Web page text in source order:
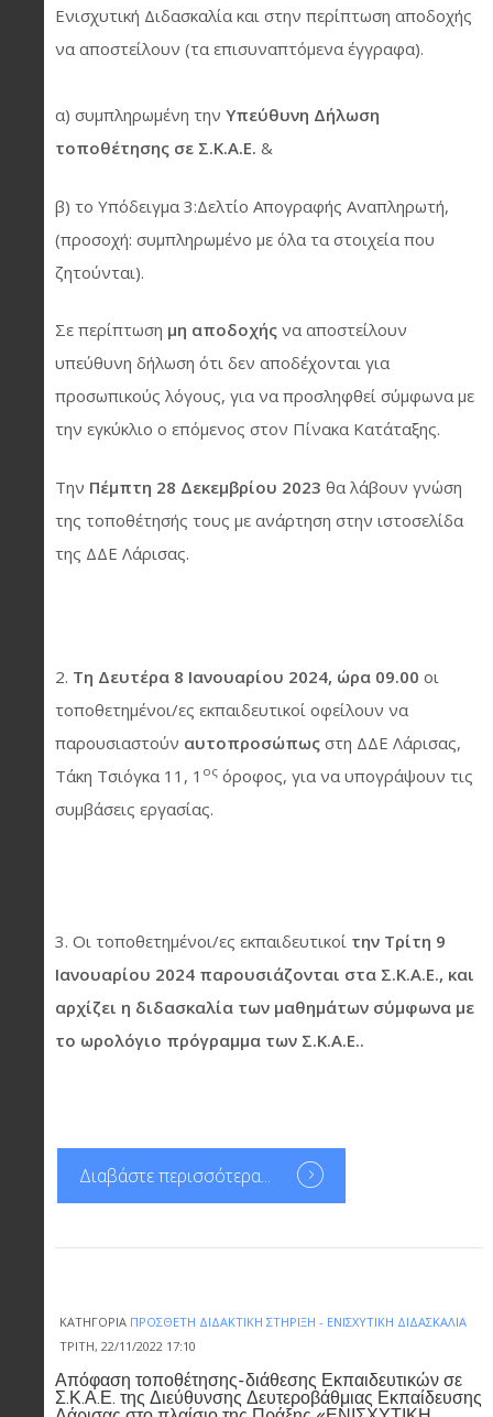
Ενισχυτική Διδασκαλία και στην περίπτωση αποδοχής
να αποστείλουν (τα επισυναπτόμενα έγγραφα).
α) συμπληρωμένη την Υπεύθυνη Δήλωση
τοποθέτησης σε Σ.Κ.Α.Ε. &
β) το Υπόδειγμα 3:Δελτίο Απογραφής Αναπληρωτή,
(προσοχή: συμπληρωμένο με όλα τα στοιχεία που
ζητούνται).
Σε περίπτωση μη αποδοχής να αποστείλουν
υπεύθυνη δήλωση ότι δεν αποδέχονται για
προσωπικούς λόγους, για να προσληφθεί σύμφωνα με
την εγκύκλιο ο επόμενος στον Πίνακα Κατάταξης.
Την Πέμπτη 28 Δεκεμβρίου 2023 θα λάβουν γνώση
της τοποθέτησής τους με ανάρτηση στην ιστοσελίδα
της ΔΔΕ Λάρισας.
Τη Δευτέρα 8 Ιανουαρίου 2024, ώρα 09.00 οι
τοποθετημένοι/ες εκπαιδευτικοί οφείλουν να
παρουσιαστούν αυτοπροσώπως στη ΔΔΕ Λάρισας,
Τάκη Τσιόγκα 11, 1 ος όροφος, για να υπογράψουν τις
συμβάσεις εργασίας.
Οι τοποθετημένοι/ες εκπαιδευτικοί την Τρίτη 9
Ιανουαρίου 2024 παρουσιάζονται στα Σ.Κ.Α.Ε., και
αρχίζει η διδασκαλία των μαθημάτων σύμφωνα με
το ωρολόγιο πρόγραμμα των Σ.Κ.Α.Ε..
Διαβάστε περισσότερα...
ΚΑΤΗΓΟΡΊΑ ΠΡΌΣΘΕΤΗ ΔΙΔΑΚΤΙΚΉ ΣΤΉΡΙΞΗ - ΕΝΙΣΧΥΤΙΚΉ ΔΙΔΑΣΚΑΛΊΑ
ΤΡΊΤΗ, 22/11/2022 17:10
Απόφαση τοποθέτησης-διάθεσης Εκπαιδευτικών σε
Σ.Κ.Α.Ε. της Διεύθυνσης Δευτεροβάθμιας Εκπαίδευσης